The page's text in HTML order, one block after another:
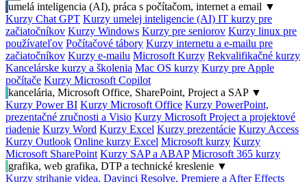
umelá inteligencia (AI), práca s počítačom, internet a email ▼
Kurzy Chat GPT Kurzy umelej inteligencie (AI) IT kurzy pre
začiatočníkov Kurzy Windows Kurzy pre seniorov Kurzy linux pre
používateľov Počítačové tábory Kurzy internetu a e-mailu pre
začiatočníkov Kurzy e-mailu Microsoft Kurzy Rekvalifikačné kurzy
Kancelárske kurzy a školenia Mac OS kurzy Kurzy pre Apple
počítače Kurzy Microsoft Copilot
kancelária, Microsoft Office, SharePoint, Project a SAP ▼
Kurzy Power BI Kurzy Microsoft Office Kurzy PowerPoint,
prezentačné zručnosti a Visio Kurzy Microsoft Project a projektové
riadenie Kurzy Word Kurzy Excel Kurzy prezentácie Kurzy Access
Kurzy Outlook Online kurzy Excel Microsoft kurzy Kurzy
Microsoft SharePoint Kurzy SAP a ABAP Microsoft 365 kurzy
grafika, web grafika, DTP a technické kreslenie ▼
Kurzy strihanie videa, Davinci Resolve, Premiere a After Effects